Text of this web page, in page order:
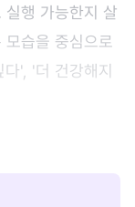
행 가능한지 살
습을 중심으로
', '더 건강해지